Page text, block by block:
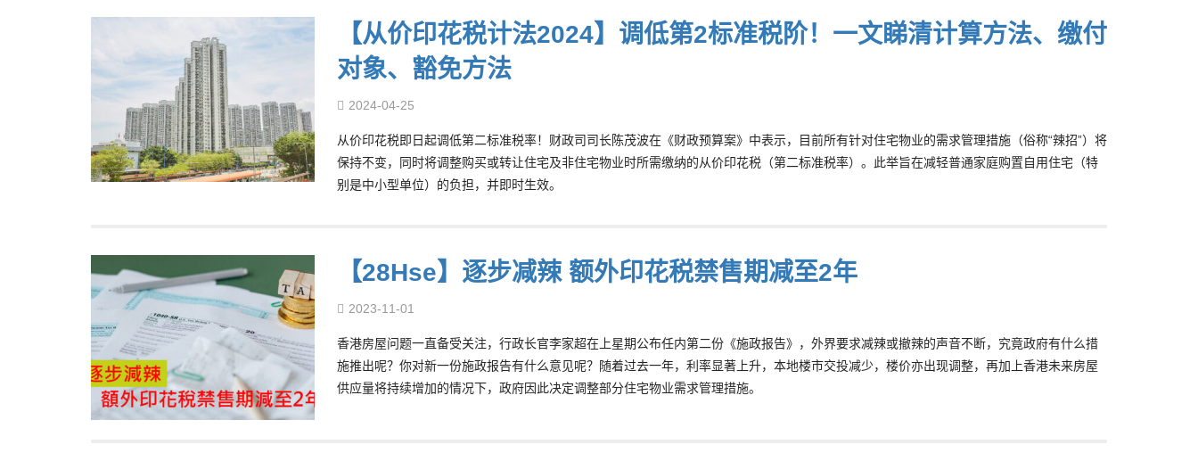
【从价印花税计法2024】调低第2标准税阶！一文睇清计算方法、缴付
对象、豁免方法
2024-04-25
从价印花税即日起调低第二标准税率！财政司司长陈茂波在《财政预算案》中表示，目前所有针对住宅物业的需求管理措施（俗称“辣招”）将
保持不变，同时将调整购买或转让住宅及非住宅物业时所需缴纳的从价印花税（第二标准税率）。此举旨在减轻普通家庭购置自用住宅（特
别是中小型单位）的负担，并即时生效。
【28Hse】逐步减辣 额外印花税禁售期减至2年
2023-11-01
香港房屋问题一直备受关注，行政长官李家超在上星期公布任内第二份《施政报告》，外界要求减辣或撤辣的声音不断，究竟政府有什么措
施推出呢？你对新一份施政报告有什么意见呢？随着过去一年，利率显著上升，本地楼市交投减少，楼价亦出现调整，再加上香港未来房屋
供应量将持续增加的情况下，政府因此决定调整部分住宅物业需求管理措施。